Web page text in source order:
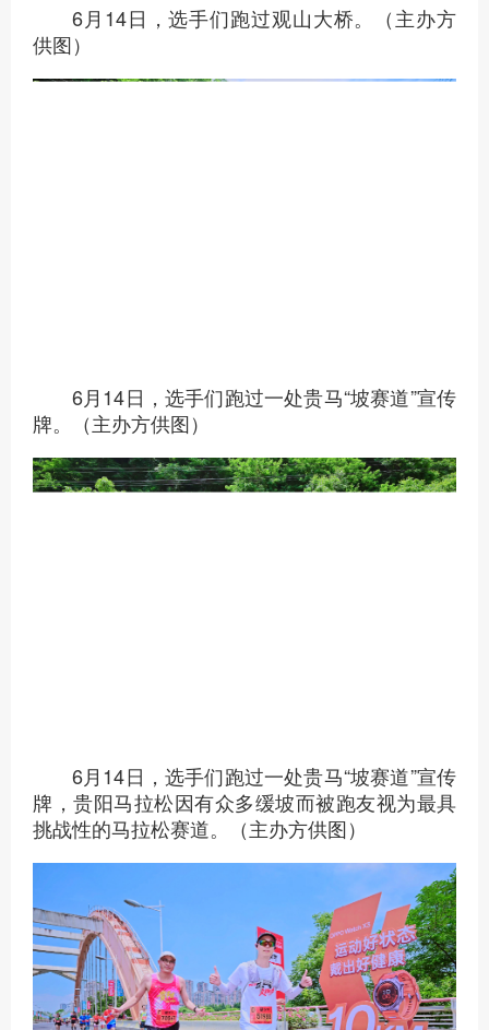
6月14日，选手们跑过观山大桥。（主办方
供图）
6月14日，选手们跑过一处贵马“坡赛道”宣传
牌。（主办方供图）
6月14日，选手们跑过一处贵马“坡赛道”宣传
牌，贵阳马拉松因有众多缓坡而被跑友视为最具
挑战性的马拉松赛道。（主办方供图）